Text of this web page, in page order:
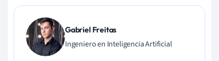
Gabriel Freitas
Ingeniero en Inteligencia Artificial